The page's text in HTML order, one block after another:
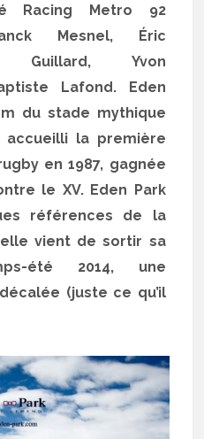
Racing Metro 92
Mesnel, Éric
Guillard, Yvon
Lafond. Eden
du stade mythique
accueilli la première
en 1987, gagnée
le XV. Eden Park
références de la
vient de sortir sa
été 2014, une
(juste ce qu’il